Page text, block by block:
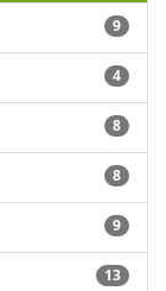
9
4
8
8
9
13